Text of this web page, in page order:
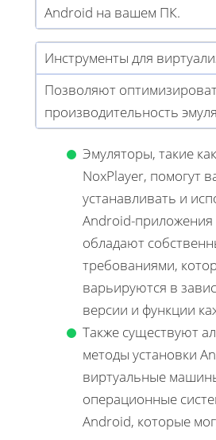
Android на вашем ПК.
Инструменты для
Позволяют
производительность
Эмуляторы, такие
NoxPlayer, помогут
устанавливать и
Android-
обладают
требованиями,
варьируются в
версии и функции
Также существуют
методы установки
виртуальные
операционные
Android, которые